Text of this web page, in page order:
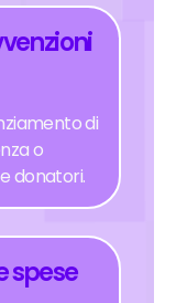
di
o
donatori.
spese